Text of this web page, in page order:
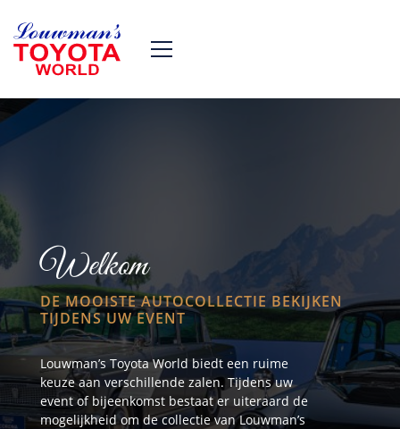
Welkom
DE MOOISTE AUTOCOLLECTIE BEKIJKEN
TIJDENS UW EVENT
Louwman’s Toyota World biedt een ruime
keuze aan verschillende zalen. Tijdens uw
event of bijeenkomst bestaat er uiteraard de
mogelijkheid om de collectie van Louwman’s